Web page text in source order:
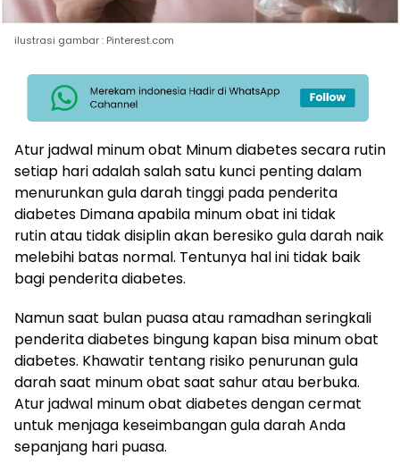
ilustrasi gambar : Pinterest.com
Atur jadwal minum obat Minum diabetes secara rutin
setiap hari adalah salah satu kunci penting dalam
menurunkan gula darah tinggi pada penderita
diabetes Dimana apabila minum obat ini tidak
rutin atau tidak disiplin akan beresiko gula darah naik
melebihi batas normal. Tentunya hal ini tidak baik
bagi penderita diabetes.
Namun saat bulan puasa atau ramadhan seringkali
penderita diabetes bingung kapan bisa minum obat
diabetes. Khawatir tentang risiko penurunan gula
darah saat minum obat saat sahur atau berbuka.
Atur jadwal minum obat diabetes dengan cermat
untuk menjaga keseimbangan gula darah Anda
sepanjang hari puasa.